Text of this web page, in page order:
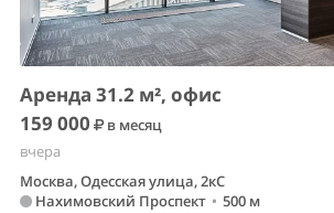
Аренда 31.2 м², офис
159 000
в месяц
вчера
Москва, Одесская улица, 2кС
Нахимовский Проспект • 500 м